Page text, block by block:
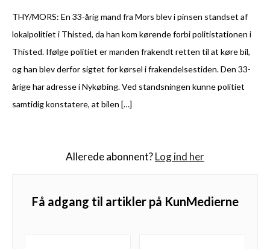
THY/MORS: En 33-årig mand fra Mors blev i pinsen standset af
lokalpolitiet i Thisted, da han kom kørende forbi politistationen i
Thisted. Ifølge politiet er manden frakendt retten til at køre bil,
og han blev derfor sigtet for kørsel i frakendelsestiden. Den 33-
årige har adresse i Nykøbing. Ved standsningen kunne politiet
samtidig konstatere, at bilen […]
Allerede abonnent?Log ind her
Få adgang til artikler på KunMedierne